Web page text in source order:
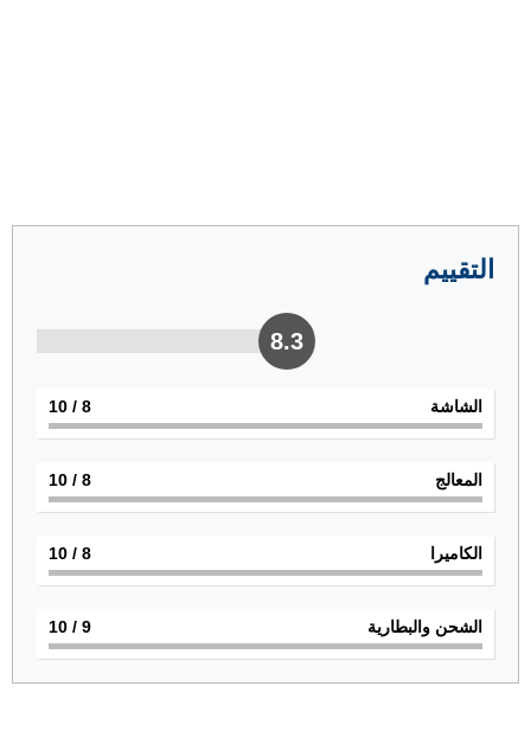
التقييم
8.3
الشاشة 8
/ 10
المعالج 8
/ 10
الكاميرا 8
/ 10
الشحن والبطارية 9
/ 10